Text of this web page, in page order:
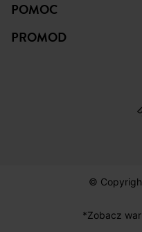
POMOC
PROMOD
©
*Zobacz